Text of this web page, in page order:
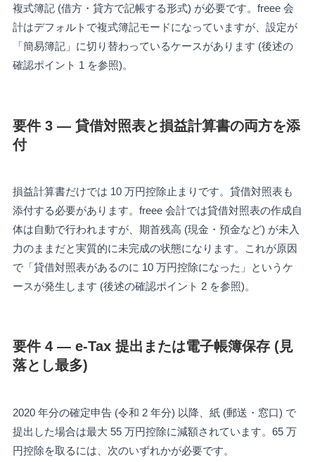
複式簿記 (借方・貸方で記帳する形式) が必要です。freee 会
計はデフォルトで複式簿記モードになっていますが、設定が
「簡易簿記」に切り替わっているケースがあります (後述の
確認ポイント 1 を参照)。
要件 3 — 貸借対照表と損益計算書の両方を添
付
損益計算書だけでは 10 万円控除止まりです。貸借対照表も
添付する必要があります。freee 会計では貸借対照表の作成自
体は自動で行われますが、期首残高 (現金・預金など) が未入
力のままだと実質的に未完成の状態になります。これが原因
で「貸借対照表があるのに 10 万円控除になった」というケ
ースが発生します (後述の確認ポイント 2 を参照)。
要件 4 — e-Tax 提出または電子帳簿保存 (見
落とし最多)
2020 年分の確定申告 (令和 2 年分) 以降、紙 (郵送・窓口) で
提出した場合は最大 55 万円控除に減額されています。65 万
円控除を取るには、次のいずれかが必要です。